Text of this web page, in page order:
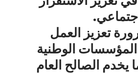
تعزيز العمل
الوطنية
يخدم الصالح العام